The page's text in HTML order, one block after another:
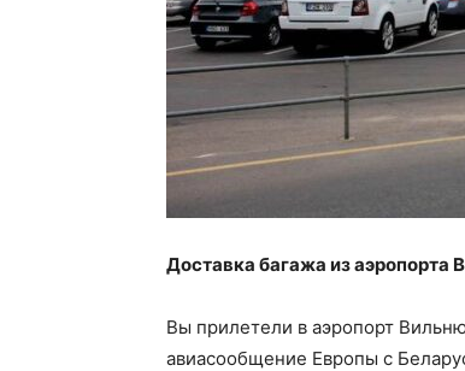
Доставка багажа из аэропорта
Вы прилетели в аэропорт
авиасообщение Европы с